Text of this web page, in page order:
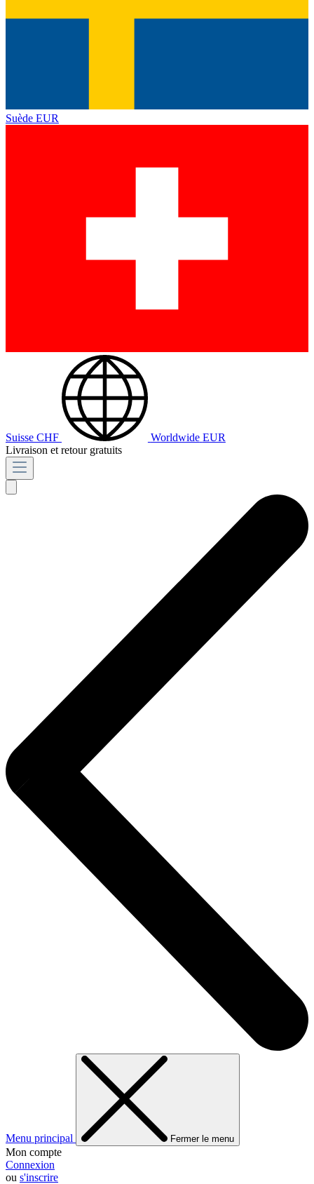
Suède EUR
Suisse CHF Worldwide EUR
Livraison et retour gratuits
Menu principal Fermer le menu
Mon compte
Connexion
ou s'inscrire